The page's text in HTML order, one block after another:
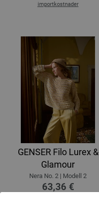
importkostnader
GENSER Filo Lurex &
Glamour
Nera No. 2 | Modell 2
63,36 €